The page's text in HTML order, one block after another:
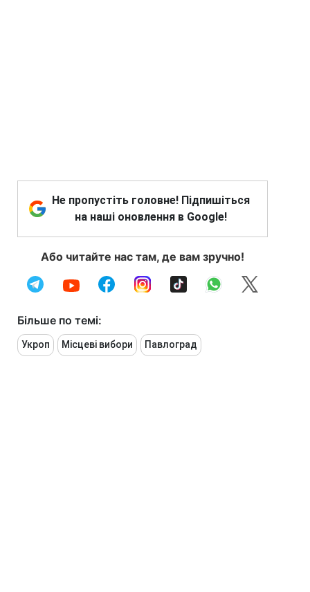
Не пропустіть головне! Підпишіться
на наші оновлення в Google!
Або читайте нас там, де вам зручно!
Більше по темі:
Укроп Місцеві вибори Павлоград